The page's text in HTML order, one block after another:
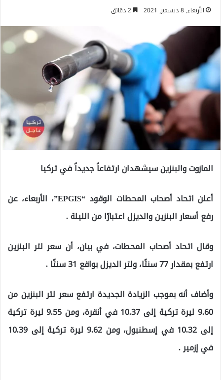
الأربعاء, 8 ديسمبر, 2021
المازوت والبنزين سيشهدان ارتفاعاً جديداً في تركيا
أعلن اتحاد أصحاب المحطات الوقود “EPGIS”، الأربعاء، عن
رفع أسعار البنزين والديزل اعتبارًا من الليلة .
وقال اتحاد أصحاب المحطات، في بيان، أن سعر لتر البنزين
ارتفع بمقدار 77 سنتًا، ولتر الديزل بواقع 31 سنتًا .
وأضاف أنه بموجب الزيادة الجديدة ارتفع سعر لتر البنزين من
9.60 ليرة تركية إلى 10.37 في أنقرة، ومن 9.55 ليرة تركية
إلى 10.32 في إسطنبول، ومن 9.62 ليرة تركية إلى 10.39
في إزمير .